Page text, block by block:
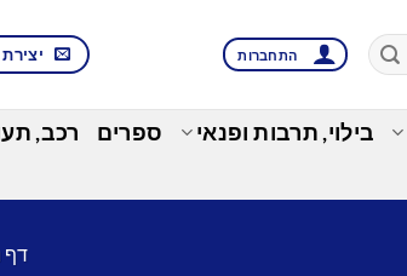
התחברות
בילוי, תרבות ופנאי ספרים רכב,
דף